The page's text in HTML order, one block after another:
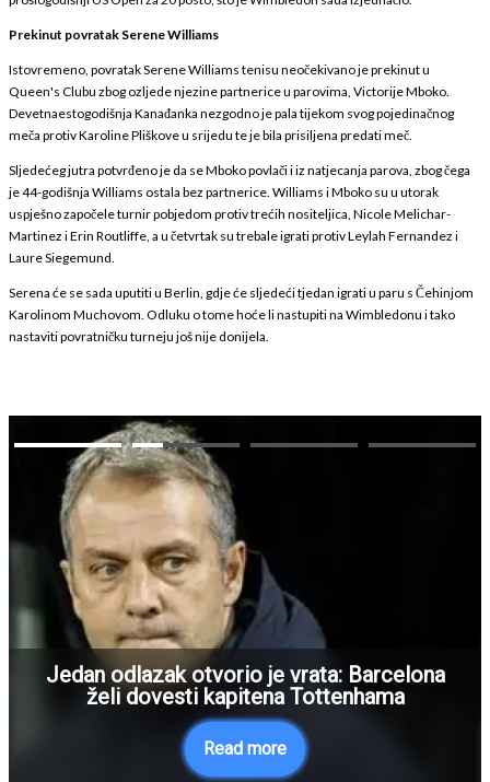
Prekinut povratak Serene Williams
Istovremeno, povratak Serene Williams tenisu neočekivano je prekinut u
Queen's Clubu zbog ozljede njezine partnerice u parovima, Victorije Mboko.
Devetnaestogodišnja Kanađanka nezgodno je pala tijekom svog pojedinačnog
meča protiv Karoline Pliškove u srijedu te je bila prisiljena predati meč.
Sljedećeg jutra potvrđeno je da se Mboko povlači i iz natjecanja parova, zbog čega
je 44-godišnja Williams ostala bez partnerice. Williams i Mboko su u utorak
uspješno započele turnir pobjedom protiv trećih nositeljica, Nicole Melichar-
Martinez i Erin Routliffe, a u četvrtak su trebale igrati protiv Leylah Fernandez i
Laure Siegemund.
Serena će se sada uputiti u Berlin, gdje će sljedeći tjedan igrati u paru s Čehinjom
Karolinom Muchovom. Odluku o tome hoće li nastupiti na Wimbledonu i tako
nastaviti povratničku turneju još nije donijela.
Jedan odlazak otvorio je vrata: Barcelona
želi dovesti kapitena Tottenhama
Read more